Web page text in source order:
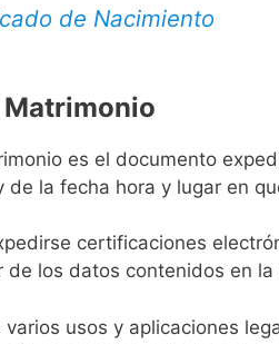
de Nacimiento
es el documento
de la fecha hora y lugar en
certificaciones
los datos contenidos en
usos y aplicaciones